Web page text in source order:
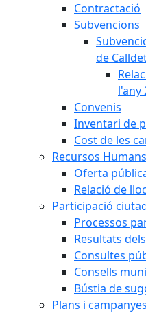
Contractació
Subvencions
de
l'any
Convenis
Inventari de
Cost de les
Recursos Humans
Oferta
Relació de
Participació
Processos
Resultats
Consultes
Consells
Bústia de
Plans i campanyes